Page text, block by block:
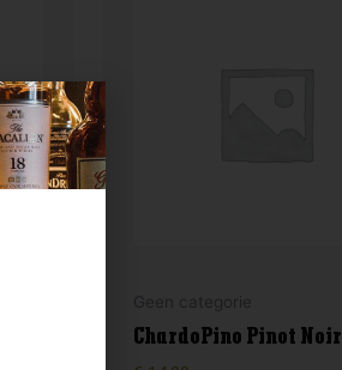
ChardoPino Pinot Noir